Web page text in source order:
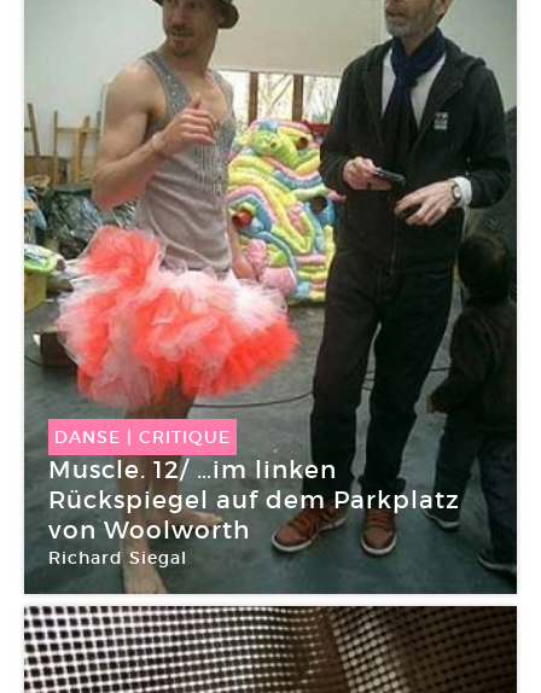
DANSE CRITIQUE
Muscle. 12/ …im linken
Rückspiegel auf dem Parkplatz
von Woolworth
Richard Siegal